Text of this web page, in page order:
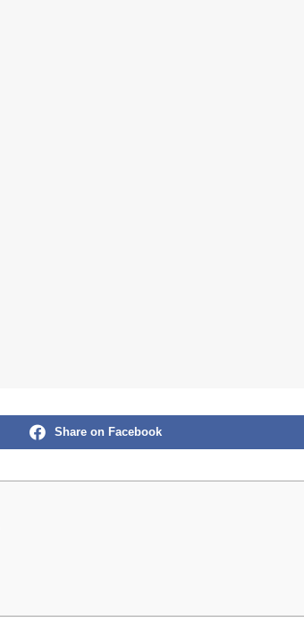
Share on Facebook